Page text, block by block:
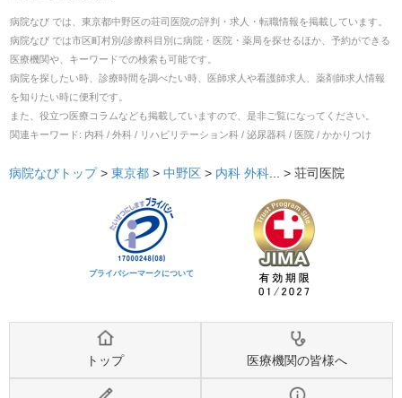
病院なび では、 東京都中野区の荘司医院の評判・求人・転職情報を掲載しています。
病院なび では市区町村別/診療科目別に病院・医院・薬局を探せるほか、予約ができる
医療機関や、キーワードでの検索も可能です。
病院を探したい時、診療時間を調べたい時、医師求人や看護師求人、薬剤師求人情報
を知りたい時に便利です。
また、役立つ医療コラムなども掲載していますので、是非ご覧になってください。
関連キーワード: 内科 / 外科 / リハビリテーション科 / 泌尿器科 / 医院 / かかりつけ
病院なびトップ > 東京都 > 中野区 > 内科 外科... > 荘司医院
プライバシーマークについて
トップ 医療機関の皆様へ